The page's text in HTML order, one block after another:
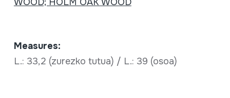
Measures:
L.: 33,2 (zurezko tutua) / L.: 39 (osoa)